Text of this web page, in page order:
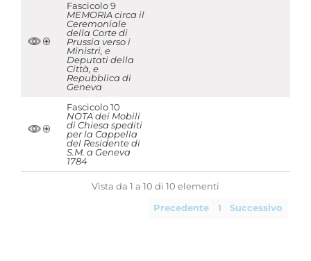
Fascicolo 9
MEMORIA circa il
Ceremoniale
della Corte di
Prussia verso i
Ministri, e
Deputati della
Città, e
Repubblica di
Geneva
Fascicolo 10
NOTA dei Mobili
di Chiesa spediti
per la Cappella
del Residente di
S.M. a Geneva
1784
Vista da 1 a 10 di 10 elementi
Precedente 1 Successivo